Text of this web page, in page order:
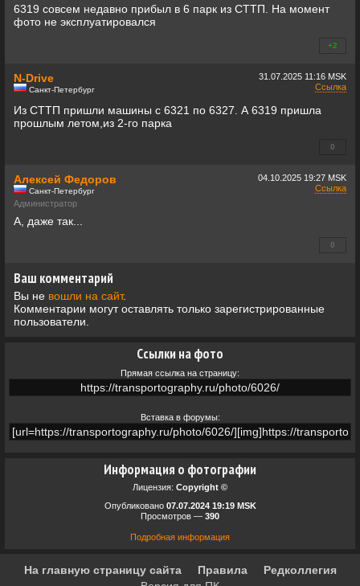
Информация о фотографии
Лицензия: Copyright ©
Опубликовано 07.07.2024 19:19 MSK
Просмотров — 390
Подробная информация
Ссылки на фото
Прямая ссылка на страницу:
Вставка в форумы:
6319 совсем недавно прибыл в 6 парк из СТТП. На момент
фото не эксплуатировался
+2
31.07.2025 11:16 MSK
Ссылка
N-Drive
Санкт-Петербург
Из СТТП пришли машины с 6321 по 6327. А 6319 пришла
прошлым летом,из 2-го парка
0
04.10.2025 19:27 MSK
Ссылка
Алексей Федоров
Санкт-Петербург
Администратор
А, даже так...
0
Ваш комментарий
Вы не вошли на сайт.
Комментарии могут оставлять только зарегистрированные
пользователи.
На главную страницу сайта Правила
Редколлегия